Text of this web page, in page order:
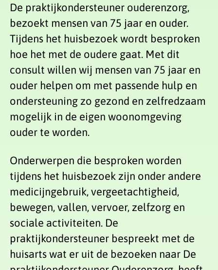
De praktijkondersteuner ouderenzorg,
bezoekt mensen van 75 jaar en ouder.
Tijdens het huisbezoek wordt besproken
hoe het met de oudere gaat. Met dit
consult willen wij mensen van 75 jaar en
ouder helpen om met passende hulp en
ondersteuning zo gezond en zelfredzaam
mogelijk in de eigen woonomgeving
ouder te worden.
Onderwerpen die besproken worden
tijdens het huisbezoek zijn onder andere
medicijngebruik, vergeetachtigheid,
bewegen, vallen, vervoer, zelfzorg en
sociale activiteiten. De
praktijkondersteuner bespreekt met de
huisarts wat er uit de bezoeken naar De